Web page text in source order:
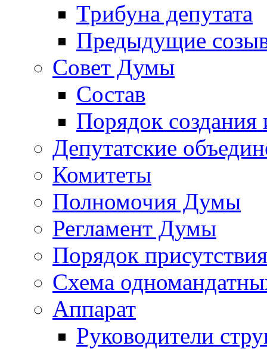
Трибуна депутата
Предыдущие
Совет Думы
Состав
Порядок создания
Депутатские
Комитеты
Полномочия Думы
Регламент Думы
Порядок
Схема
Аппарат
Руководители